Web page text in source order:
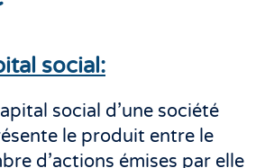
social:
social d’une société
le produit entre le
d’actions émises par elle